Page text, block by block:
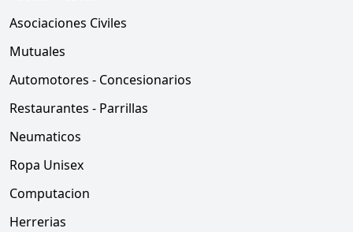
Asociaciones Civiles
Mutuales
Automotores - Concesionarios
Restaurantes - Parrillas
Neumaticos
Ropa Unisex
Computacion
Herrerias